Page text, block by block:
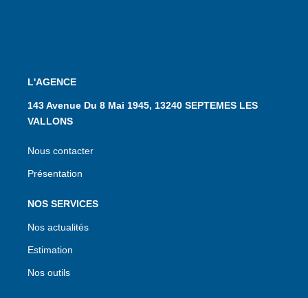
L'AGENCE
143 Avenue Du 8 Mai 1945, 13240 SEPTEMES LES
VALLONS
Nous contacter
Présentation
NOS SERVICES
Nos actualités
Estimation
Nos outils